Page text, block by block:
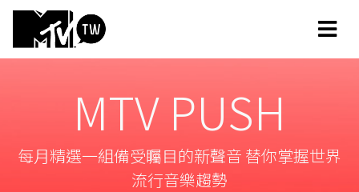
MTV PUSH
每月精選一組備受矚目的新聲音 替你掌握世界
流行音樂趨勢